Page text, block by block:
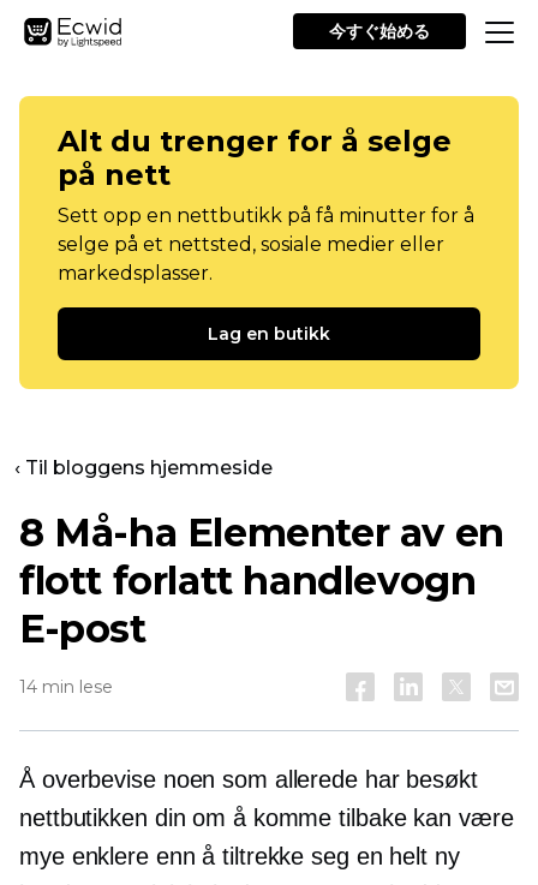
今すぐ始める
Alt du trenger for å selge
på nett
Sett opp en nettbutikk på få minutter for å
selge på et nettsted, sosiale medier eller
markedsplasser.
Lag en butikk
‹ Til bloggens hjemmeside
8 Må-ha Elementer av en
flott forlatt handlevogn
E-post
14 min lese
Å overbevise noen som allerede har besøkt
nettbutikken din om å komme tilbake kan være
mye enklere enn å tiltrekke seg en helt ny